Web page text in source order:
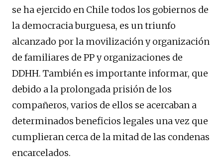
se ha ejercido en Chile todos los gobiernos de
la democracia burguesa, es un triunfo
alcanzado por la movilización y organización
de familiares de PP y organizaciones de
DDHH. También es importante informar, que
debido a la prolongada prisión de los
compañeros, varios de ellos se acercaban a
determinados beneficios legales una vez que
cumplieran cerca de la mitad de las condenas
encarcelados.